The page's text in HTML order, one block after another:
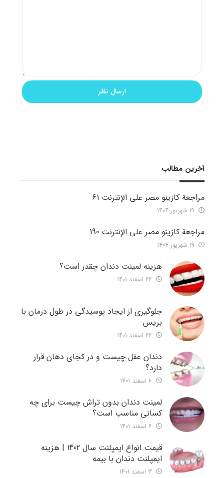
آخرین مطالب
مراجعة كازينو مصر على الإنترنت 61
مراجعة كازينو مصر على الإنترنت 190
هزینه لمینت دندان چقدر است؟
جلوگیری از ایجاد پوسیدگی در طول درمان با
بریس
دندان عقل چیست و در کجای دهان قرار
دارد؟
لمینت دندان بدون تراش چیست برای چه
کسانی مناسب است؟
قیمت انواع ایمپلنت سال 1402 | هزینه
ایمپلنت دندان با بیمه